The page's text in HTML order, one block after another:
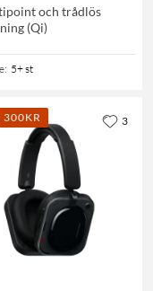
och trådlös
(Qi)
: 5+ st
300KR 3